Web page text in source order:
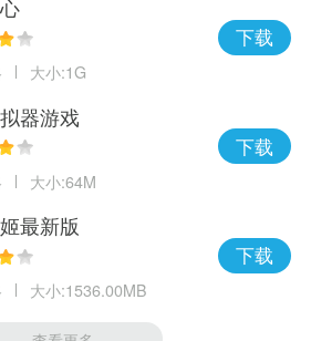
大小:1G
下载
器游戏
大小:64M
下载
最新版
大小:1536.00MB
下载